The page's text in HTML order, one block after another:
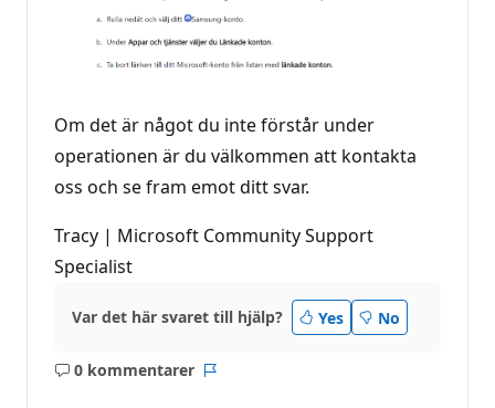
Om det är något du inte förstår under
operationen är du välkommen att kontakta
oss och se fram emot ditt svar.
Tracy | Microsoft Community Support
Specialist
Var det här svaret till hjälp? Yes No
0 kommentarer
Inga
Rapport